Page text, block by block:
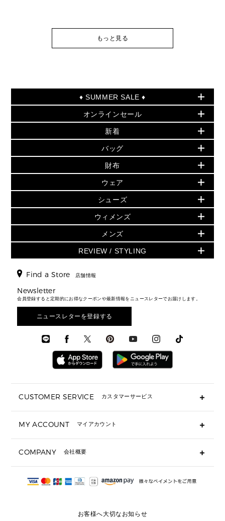
もっと見る
♦ SUMMER SALE ♦
セールおすすめアイテム
▶ ウィメンズ
バッグ
小物
シューズ・靴
ウェア
アクセサリー
時計
▶ メンズ
バッグ
ウェア
アクセサリー
オンラインセール
PRODUCT OF THE MONTH - 今月の特別価格
再値下げアイテム
追加アイテム
▶ ウィメンズすべて(ウェア・シューズ除く)
バッグ
財布・小物
ウェア
シューズ
時計・ジュエリー
アクセサリー
メンズ バッグ
メンズ 財布・小物
メンズ シューズ
メンズ ウェア
メンズ 時計・その他
新着
夏のスタイル
▶ すべて
▶ ウィメンズすべて
財布・小物
アクセサリー
フレグランス
シューズ
▶ メンズすべて
メンズ財布・小物
メンズアクセサリー
メンズウェア
バッグ
人気の定番アイテム
日本限定 - バッグ
▶ ウィメンズすべて
トートバッグ
ショルダーバッグ
クロスボディ・斜め掛け
トラベル
3 IN 1 / 2 IN 1 バッグ
▶ メンズすべて
財布
日本限定 - 財布・小物
▶ ウィメンズすべて
GREENWICH
折り財布(二つ折り・三つ折り)
長財布
▶ メンズすべて
ウェア
▶ ウィメンズすべて
トップス
スカート・パンツ
ジャケット・アウター
▶ メンズすべて
シューズ
▶ ウィメンズすべて
サンダル
スニーカー
▶ メンズすべて
ウィメンズ
人気の定番アイテム
▶ ウィメンズすべて
▶ バッグすべて
通勤・通学アイテム
3 IN 1 バッグ
ミニ財布・フラグメントケース
▶ 小物すべて
定期ケース・カードケース・名刺入れ
スニーカー
▶ ウェア
メンズ
▶ メンズすべて
財布・小物
時計・ジュエリー
アクセサリー
REVIEW / STYLING
エディターレビュー
Find a Store 店舗情報
Newsletter
会員登録すると定期的にお得なクーポンや最新情報をニュースレターでお届けします。
ニュースレターを登録する
CUSTOMER SERVICE カスタマーサービス
ギフト用にラッピングができますか？
ショッピングバッグを購入商品分送ってもらえますか？
注文後に完了メールが受信できないのですが？
サイズ交換はできますか？
MY ACCOUNT マイアカウント
COMPANY 会社概要
会社概要
お客様へ大切なお知らせ